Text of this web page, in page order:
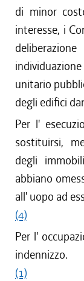
di minor
interesse, i
unitario
degli edifici
Per l'
sostituirsi,
degli
abbiano
all' uopo ad
(4)
Per l'
indennizzo.
(1)